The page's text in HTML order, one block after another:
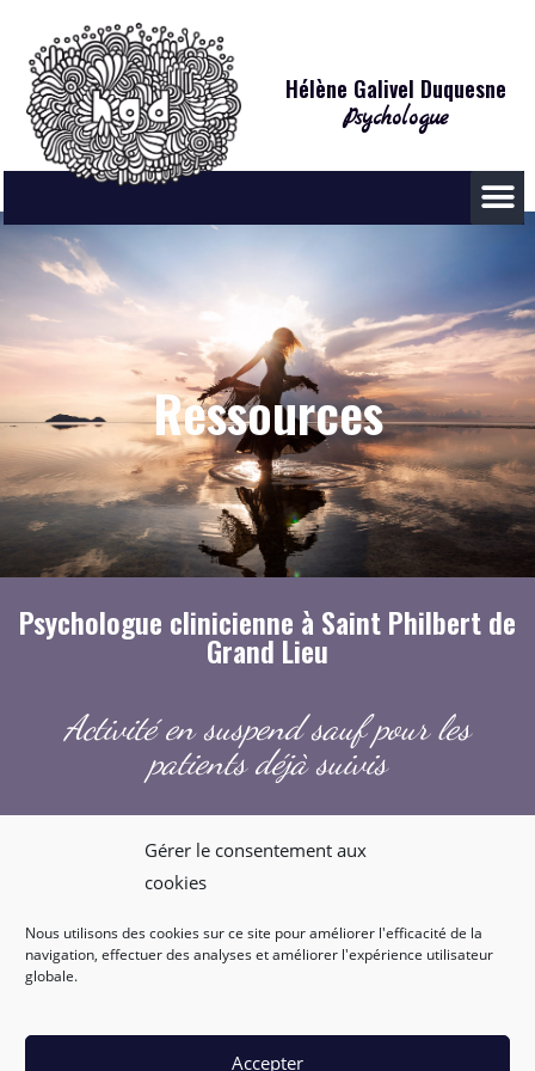
Gérer le consentement aux
cookies
Nous utilisons des cookies sur ce site pour améliorer l'efficacité de la
navigation, effectuer des analyses et améliorer l'expérience utilisateur
globale.
Accepter
Hélène Galivel Duquesne
Psychologue
Ressources
Psychologue clinicienne à Saint Philbert de
Grand Lieu
Activité en suspend sauf pour les
patients déjà suivis